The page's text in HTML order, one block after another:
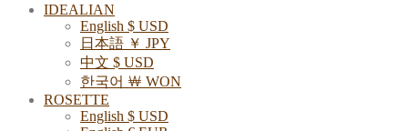
IDEALIAN
English $ USD
日本語 ￥ JPY
中文 $ USD
한국어 ￦ WON
ROSETTE
English $ USD